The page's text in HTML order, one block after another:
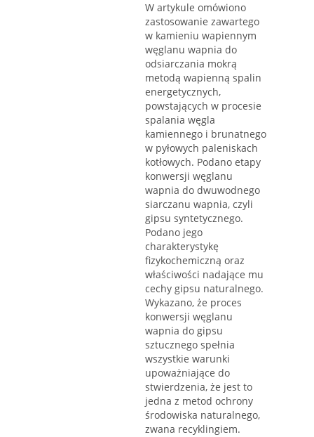
W artykule omówiono
zastosowanie zawartego
w kamieniu wapiennym
węglanu wapnia do
odsiarczania mokrą
metodą wapienną spalin
energetycznych,
powstających w procesie
spalania węgla
kamiennego i brunatnego
w pyłowych paleniskach
kotłowych. Podano etapy
konwersji węglanu
wapnia do dwuwodnego
siarczanu wapnia, czyli
gipsu syntetycznego.
Podano jego
charakterystykę
fizykochemiczną oraz
właściwości nadające mu
cechy gipsu naturalnego.
Wykazano, że proces
konwersji węglanu
wapnia do gipsu
sztucznego spełnia
wszystkie warunki
upoważniające do
stwierdzenia, że jest to
jedna z metod ochrony
środowiska naturalnego,
zwana recyklingiem.